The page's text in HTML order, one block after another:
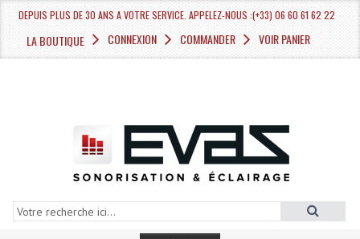
DEPUIS PLUS DE 30 ANS A VOTRE SERVICE. APPELEZ-NOUS :(+33) 06 60 61 62 22
LA BOUTIQUE CONNEXION COMMANDER VOIR PANIER